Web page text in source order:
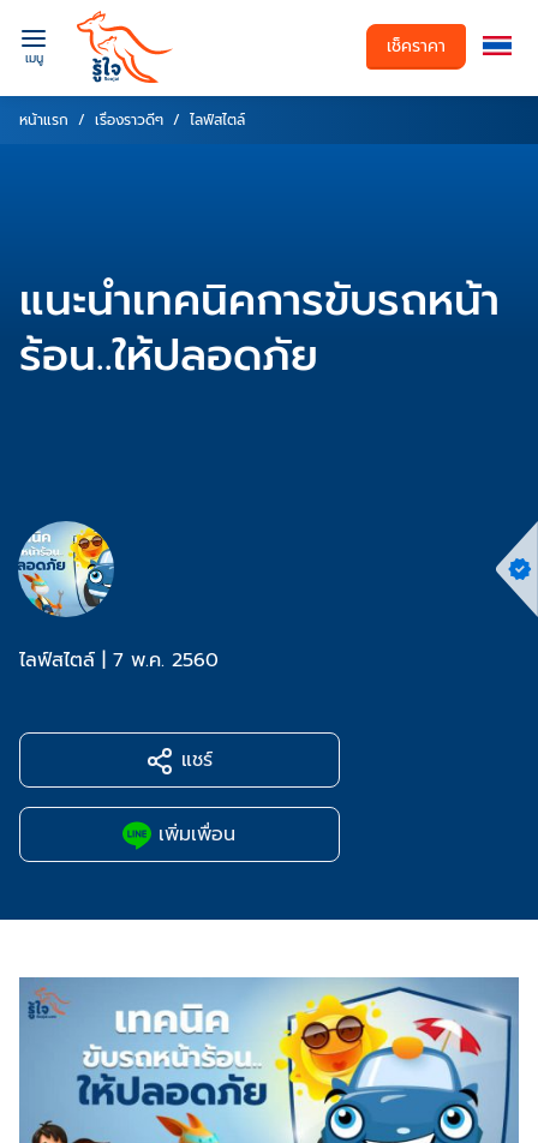
เมนู เช็คราคา
หน้าแรก เรื่องราวดีๆ ไลฟ์สไตล์
แนะนำเทคนิคการขับรถหน้า
ร้อน..ให้ปลอดภัย
ไลฟ์สไตล์ | 7 พ.ค. 2560
แชร์
เพิ่มเพื่อน